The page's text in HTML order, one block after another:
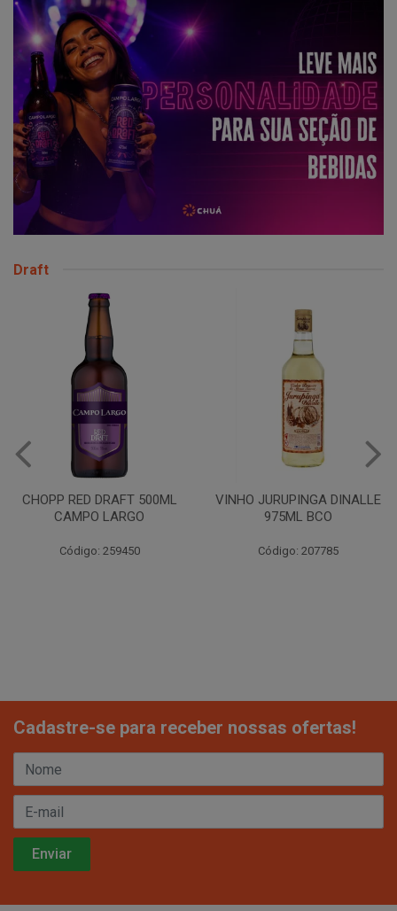
Draft
CHOPP RED DRAFT 500ML
CAMPO LARGO
Código: 259450
VINHO JURUPINGA DINALLE
975ML BCO
Código: 207785
Cadastre-se para receber nossas ofertas!